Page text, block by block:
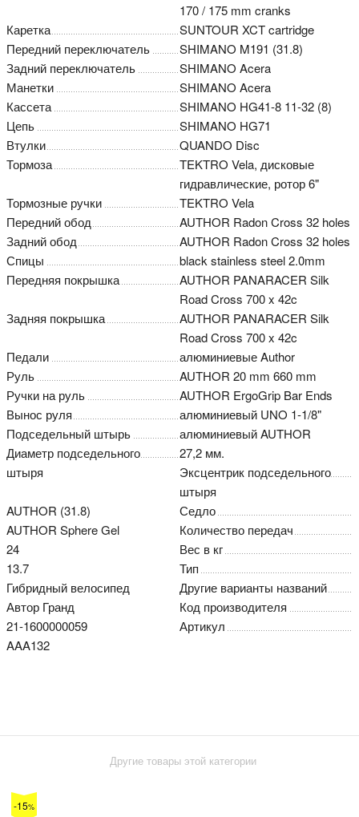
170 / 175 mm cranks
Каретка
SUNTOUR XCT cartridge
Передний переключатель
SHIMANO M191 (31.8)
Задний переключатель
SHIMANO Acera
Манетки
SHIMANO Acera
Кассета
SHIMANO HG41-8 11-32 (8)
Цепь
SHIMANO HG71
Втулки
QUANDO Disc
Тормоза
TEKTRO Vela, дисковые
гидравлические, ротор 6"
Тормозные ручки
TEKTRO Vela
Передний обод
AUTHOR Radon Cross 32 holes
Задний обод
AUTHOR Radon Cross 32 holes
Спицы
black stainless steel 2.0mm
Передняя покрышка
AUTHOR PANARACER Silk
Road Cross 700 x 42c
Задняя покрышка
AUTHOR PANARACER Silk
Road Cross 700 x 42c
Педали
алюминиевые Author
Руль
AUTHOR 20 mm 660 mm
Ручки на руль
AUTHOR ErgoGrip Bar Ends
Вынос руля
алюминиевый UNO 1-1/8"
Подседельный штырь
алюминиевый AUTHOR
Диаметр подседельного
штыря
27,2 мм.
Эксцентрик подседельного
штыря
AUTHOR (31.8)
Седло
AUTHOR Sphere Gel
Количество передач
24
Вес в кг
13.7
Тип
Гибридный велосипед
Другие варианты названий
Автор Гранд
Код производителя
21-1600000059
Артикул
AAA132
Другие товары этой категории
-15%